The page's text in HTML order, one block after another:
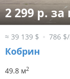
2 299 р. за
≈ 39 139 $ 786
Кобрин
49.8 м2